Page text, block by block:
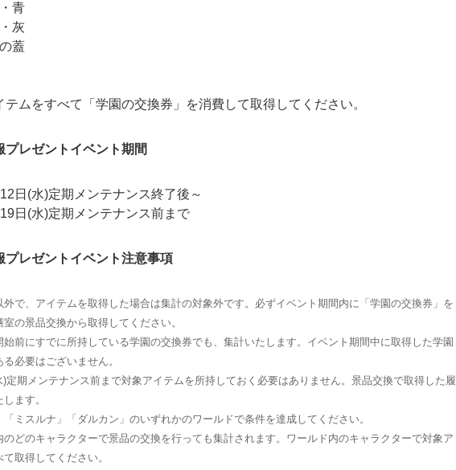
青
灰
蓋
テムをすべて「学園の交換券」を消費して取得してください。
プレゼントイベント期間
日(水)定期メンテナンス終了後～
日(水)定期メンテナンス前まで
プレゼントイベント注意事項
で、アイテムを取得した場合は集計の対象外です。必ずイベント期間内に「学園の交換券」を
の景品交換から取得してください。
前にすでに所持している学園の交換券でも、集計いたします。イベント期間中に取得した学園
必要はございません。
定期メンテナンス前まで対象アイテムを所持しておく必要はありません。景品交換で取得した履
ます。
ミスルナ」「ダルカン」のいずれかのワールドで条件を達成してください。
どのキャラクターで景品の交換を行っても集計されます。ワールド内のキャラクターで対象ア
取得してください。